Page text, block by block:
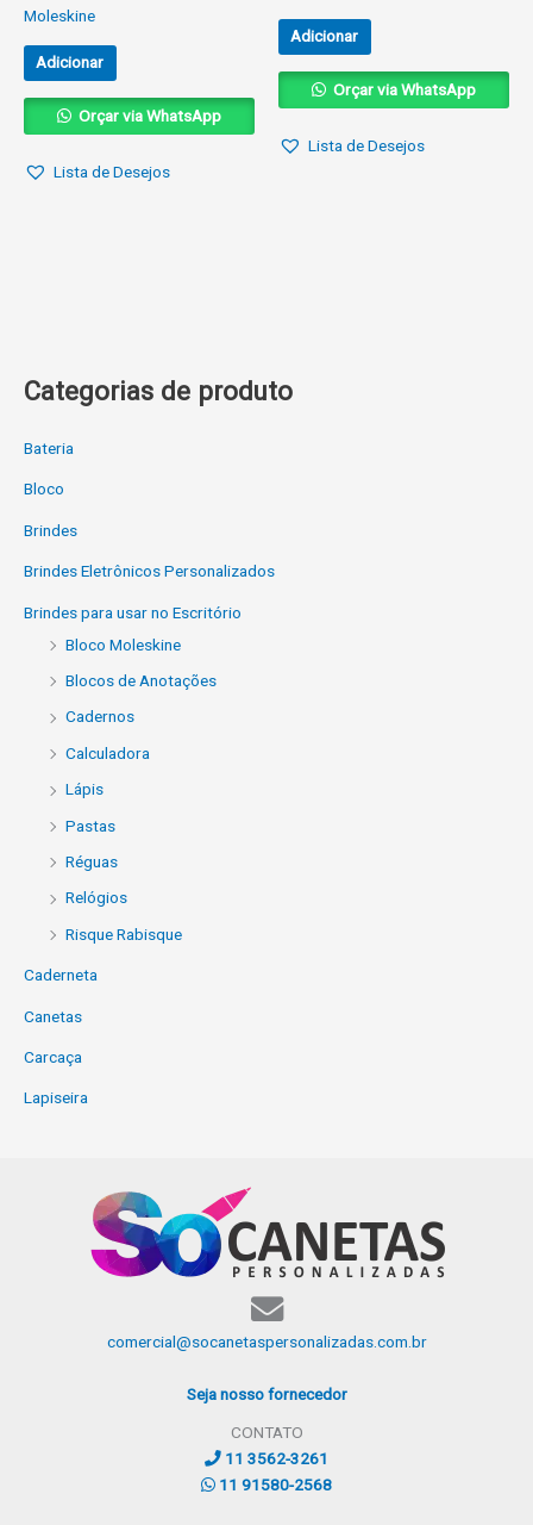
Categorias de produto
Bateria
Bloco
Brindes
Brindes Eletrônicos Personalizados
Brindes para usar no Escritório
Bloco Moleskine
Blocos de Anotações
Cadernos
Calculadora
Lápis
Pastas
Réguas
Relógios
Risque Rabisque
Caderneta
Canetas
Carcaça
Lapiseira
Moleskine
Adicionar
Orçar via WhatsApp
Lista de Desejos
Adicionar
Orçar via WhatsApp
Lista de Desejos
comercial@socanetaspersonalizadas.com.br
Seja nosso fornecedor
CONTATO
11 3562-3261
11 91580-2568